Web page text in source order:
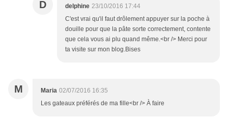
D delphine 23/10/2016 17:44
C'est vrai qu'il faut drôlement appuyer sur la poche à
douille pour que la pâte sorte correctement, contente
que cela vous ai plu quand même.<br /> Merci pour
ta visite sur mon blog.Bises
M Maria 02/07/2016 16:35
Les gateaux préférés de ma fille<br /> À faire